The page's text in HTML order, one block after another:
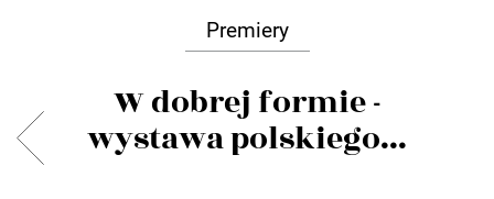
Premiery
W dobrej formie -
wystawa polskiego...